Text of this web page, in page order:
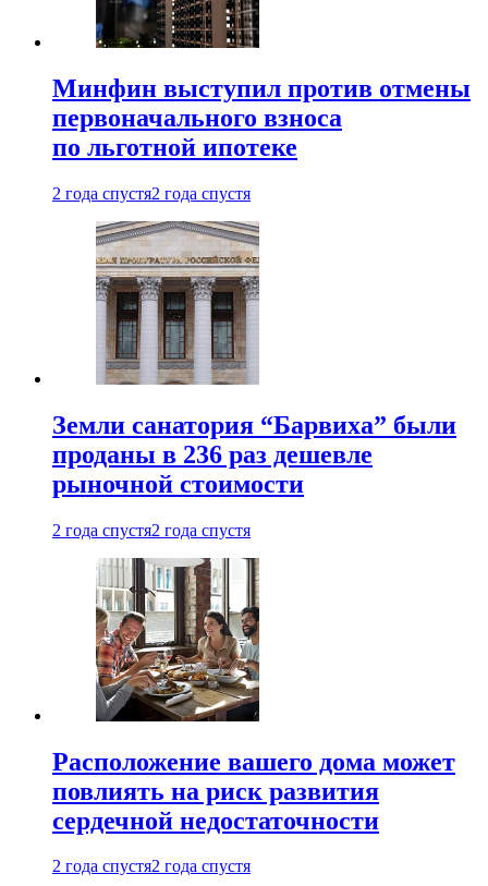
Минфин выступил против отмены
первоначального взноса
по льготной ипотеке
2 года спустя2 года спустя
Земли санатория “Барвиха” были
проданы в 236 раз дешевле
рыночной стоимости
2 года спустя2 года спустя
Расположение вашего дома может
повлиять на риск развития
сердечной недостаточности
2 года спустя2 года спустя